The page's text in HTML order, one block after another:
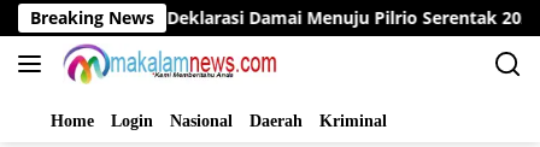
Langsung
ke
konten
Breaking News
Gelar Deklarasi Damai Menuju Pilrio Serentak 2026
Home Login Nasional Daerah Kriminal